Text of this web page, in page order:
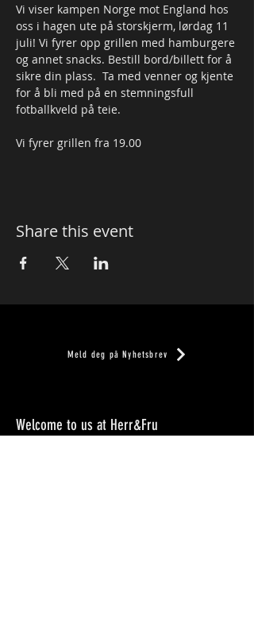
Vi viser kampen Norge mot England hos
oss i hagen ute på storskjerm, lørdag 11
juli! Vi fyrer opp grillen med hamburgere
og annet snacks. Bestill bord/billett for å
sikre din plass.  Ta med venner og kjente
for å bli med på en stemningsfull
fotballkveld på teie.
Vi fyrer grillen fra 19.00
Share this event
Meld deg på Nyhetsbrev
Welcome to us at Herr&Fru